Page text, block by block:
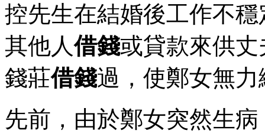
控先生在結婚後工作不
其他人借錢或貸款來供
錢莊借錢過，使鄭女無
先前，由於鄭女突然生